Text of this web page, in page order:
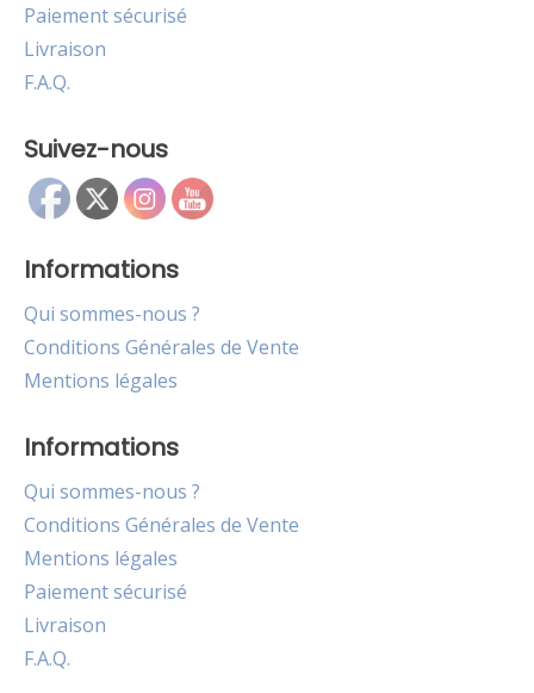
Paiement sécurisé
Livraison
F.A.Q.
Suivez-nous
Informations
Qui sommes-nous ?
Conditions Générales de Vente
Mentions légales
Informations
Qui sommes-nous ?
Conditions Générales de Vente
Mentions légales
Paiement sécurisé
Livraison
F.A.Q.